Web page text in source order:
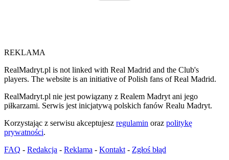
REKLAMA
RealMadryt.pl is not linked with Real Madrid and the Club's
players. The website is an initiative of Polish fans of Real Madrid.
RealMadryt.pl nie jest powiązany z Realem Madryt ani jego
piłkarzami. Serwis jest inicjatywą polskich fanów Realu Madryt.
Korzystając z serwisu akceptujesz regulamin oraz politykę
prywatności.
FAQ - Redakcja - Reklama - Kontakt - Zgłoś błąd